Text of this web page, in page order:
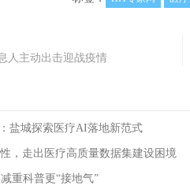
人主动出击迎战疫情
盐城探索医疗AI落地新范式
，走出医疗高质量数据集建设困境
重科普更“接地气”